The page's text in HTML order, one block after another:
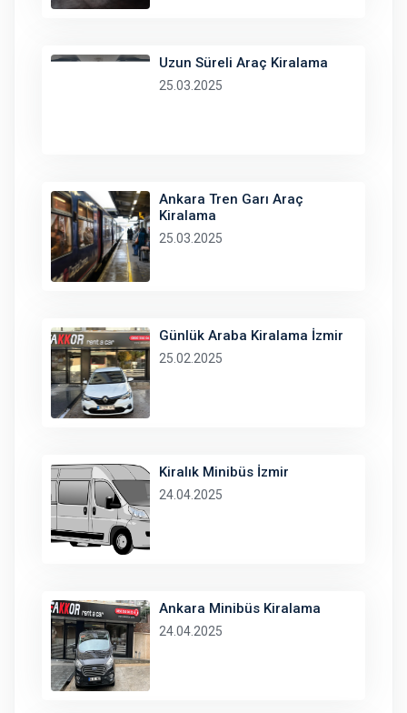
Uzun Süreli Araç Kiralama
25.03.2025
Ankara Tren Garı Araç
Kiralama
25.03.2025
Günlük Araba Kiralama İzmir
25.02.2025
Kiralık Minibüs İzmir
24.04.2025
Ankara Minibüs Kiralama
24.04.2025